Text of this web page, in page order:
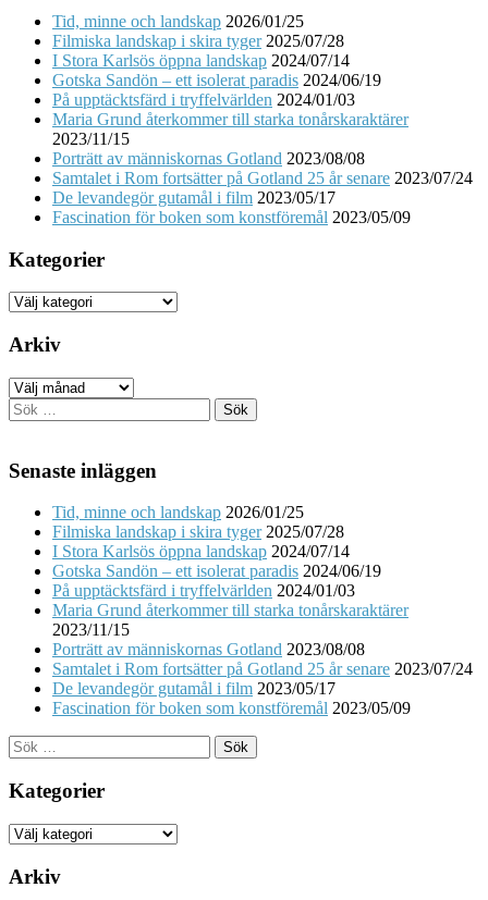
Tid, minne och landskap 2026/01/25
Filmiska landskap i skira tyger 2025/07/28
I Stora Karlsös öppna landskap 2024/07/14
Gotska Sandön – ett isolerat paradis 2024/06/19
På upptäcktsfärd i tryffelvärlden 2024/01/03
Maria Grund återkommer till starka tonårskaraktärer
2023/11/15
Porträtt av människornas Gotland 2023/08/08
Samtalet i Rom fortsätter på Gotland 25 år senare 2023/07/24
De levandegör gutamål i film 2023/05/17
Fascination för boken som konstföremål 2023/05/09
Kategorier
Kategorier
Arkiv
Arkiv
Sök
efter:
Senaste inläggen
Tid, minne och landskap 2026/01/25
Filmiska landskap i skira tyger 2025/07/28
I Stora Karlsös öppna landskap 2024/07/14
Gotska Sandön – ett isolerat paradis 2024/06/19
På upptäcktsfärd i tryffelvärlden 2024/01/03
Maria Grund återkommer till starka tonårskaraktärer
2023/11/15
Porträtt av människornas Gotland 2023/08/08
Samtalet i Rom fortsätter på Gotland 25 år senare 2023/07/24
De levandegör gutamål i film 2023/05/17
Fascination för boken som konstföremål 2023/05/09
Sök
efter:
Kategorier
Kategorier
Arkiv